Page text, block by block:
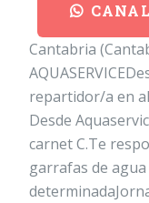
Cantabria
repartidor/a en
Desde
carnet C.Te
garrafas de